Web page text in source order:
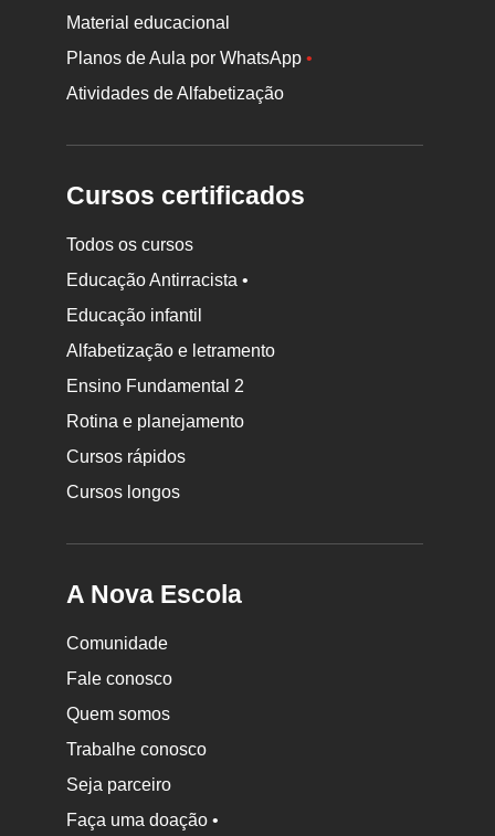
Material educacional
Planos de Aula por WhatsApp•
Atividades de Alfabetização
Cursos certificados
Todos os cursos
Educação Antirracista •
Educação infantil
Alfabetização e letramento
Ensino Fundamental 2
Rotina e planejamento
Cursos rápidos
Cursos longos
A Nova Escola
Comunidade
Fale conosco
Quem somos
Trabalhe conosco
Seja parceiro
Faça uma doação •